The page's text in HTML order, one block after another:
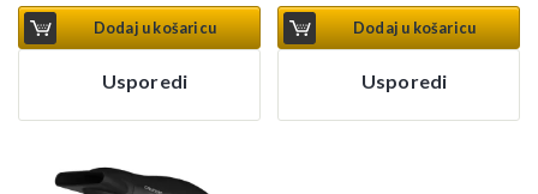
Dodaj u košaricu
Usporedi
Dodaj u košaricu
Usporedi